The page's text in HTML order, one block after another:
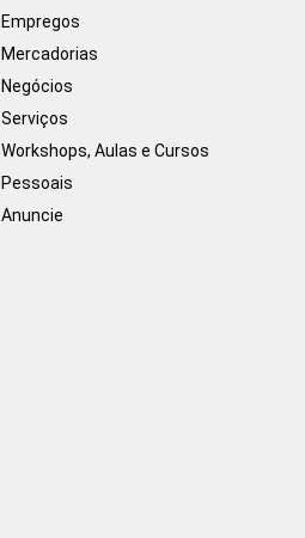
Empregos
Mercadorias
Negócios
Serviços
Workshops, Aulas e Cursos
Pessoais
Anuncie